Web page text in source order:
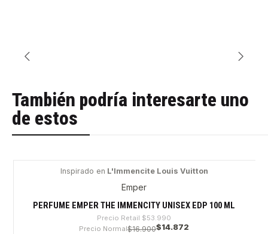
También podría interesarte uno
de estos
Inspirado en L'Immencite Louis Vuitton
Emper
PERFUME EMPER THE IMMENCITY UNISEX EDP 100 ML
Precio Retail $53.990
Precio Normal$16.900$14.872